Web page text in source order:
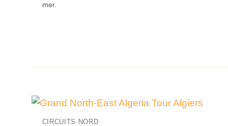
mer.
CIRCUITS NORD